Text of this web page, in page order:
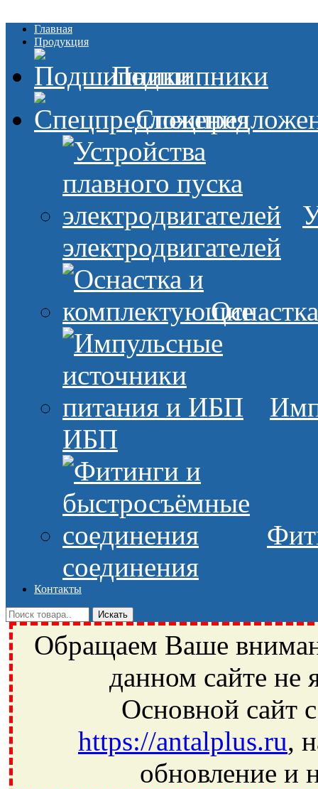
Главная
Продукция
Подшипники
электродвигателей
ИБП
соединения
Контакты
Обращаем Ваше
данном сайте не
Основной сайт
https://antalplus.ru,
обновление и